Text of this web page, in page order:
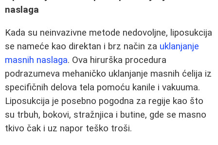
naslaga
Kada su neinvazivne metode nedovoljne, liposukcija
se nameće kao direktan i brz način za uklanjanje
masnih naslaga. Ova hirurška procedura
podrazumeva mehaničko uklanjanje masnih ćelija iz
specifičnih delova tela pomoću kanile i vakuuma.
Liposukcija je posebno pogodna za regije kao što
su trbuh, bokovi, stražnjica i butine, gde se masno
tkivo čak i uz napor teško troši.